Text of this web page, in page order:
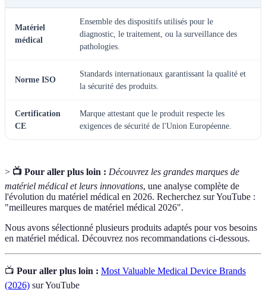
Matériel
médical
Ensemble des dispositifs utilisés pour le
diagnostic, le traitement, ou la surveillance des
pathologies.
Norme ISO
Standards internationaux garantissant la qualité et
la sécurité des produits.
Certification
CE
Marque attestant que le produit respecte les
exigences de sécurité de l'Union Européenne.
> 📺 Pour aller plus loin : Découvrez les grandes marques de
matériel médical et leurs innovations, une analyse complète de
l'évolution du matériel médical en 2026. Recherchez sur YouTube :
"meilleures marques de matériel médical 2026".
Nous avons sélectionné plusieurs produits adaptés pour vos besoins
en matériel médical. Découvrez nos recommandations ci-dessous.
📺 Pour aller plus loin : Most Valuable Medical Device Brands
(2026) sur YouTube